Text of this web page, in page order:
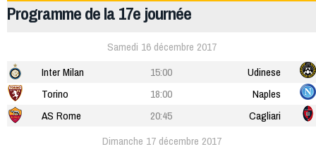
Programme de la 17e journée
Samedi 16 décembre 2017
Inter Milan
15:00
Udinese
Torino
18:00
Naples
AS Rome
20:45
Cagliari
Dimanche 17 décembre 2017